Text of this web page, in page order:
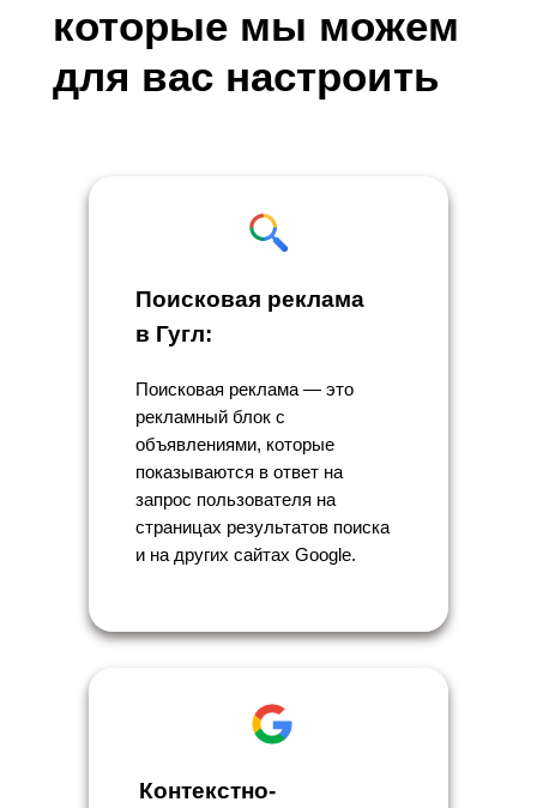
которые мы можем
для вас настроить
Поисковая реклама — это
рекламный блок с
объявлениями, которые
показываются в ответ на
запрос пользователя на
страницах результатов поиска
и на других сайтах Google.
Поисковая реклама
в Гугл:
Контекстно-